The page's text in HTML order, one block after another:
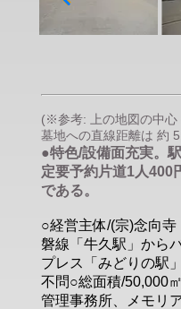
(※参考: 上の地図の中心
墓地への直線距離は 約
●特色/設備面充実。
定要予約片道1人400
である。
○経営主体/(宗)念向
磐線「牛久駅」から
プレス「みどりの駅
不問○総面積/50,000
管理事務所、メモリ